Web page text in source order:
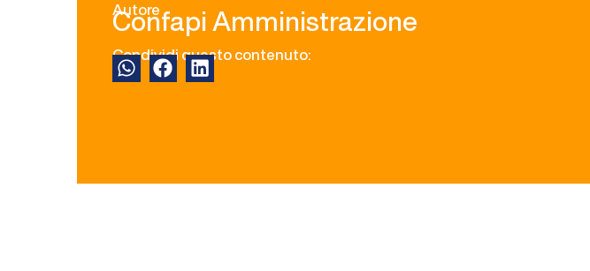
Autore
Confapi Amministrazione
Condividi questo contenuto: